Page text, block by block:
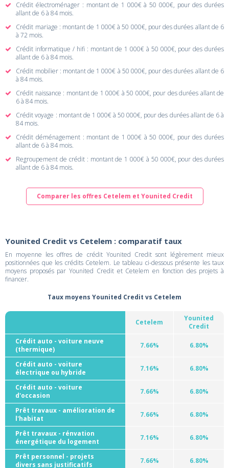
Crédit électroménager : montant de 1 000€ à 50 000€, pour des durées
allant de 6 à 84 mois.
Crédit mariage : montant de 1 000€ à 50 000€, pour des durées allant de 6
à 72 mois.
Crédit informatique / hifi : montant de 1 000€ à 50 000€, pour des durées
allant de 6 à 84 mois.
Crédit mobilier : montant de 1 000€ à 50 000€, pour des durées allant de 6
à 84 mois.
Crédit naissance : montant de 1 000€ à 50 000€, pour des durées allant de
6 à 84 mois.
Crédit voyage : montant de 1 000€ à 50 000€, pour des durées allant de 6 à
84 mois.
Crédit déménagement : montant de 1 000€ à 50 000€, pour des durées
allant de 6 à 84 mois.
Regroupement de crédit : montant de 1 000€ à 50 000€, pour des durées
allant de 6 à 84 mois.
Comparer les offres Cetelem et Younited Credit
Younited Credit vs Cetelem : comparatif taux
En moyenne les offres de crédit Younited Credit sont légèrement mieux
positionnées que les crédits Cetelem. Le tableau ci-dessous présente les taux
moyens proposés par Younited Credit et Cetelem en fonction des projets à
financer.
Taux moyens Younited Credit vs Cetelem
Cetelem
Younited
Credit
Crédit auto - voiture neuve
(thermique)
7.66% 6.80%
Crédit auto - voiture
électrique ou hybride
7.16% 6.80%
Crédit auto - voiture
d'occasion
7.66% 6.80%
Prêt travaux - amélioration de
l'habitat
7.66% 6.80%
Prêt travaux - rénvation
énergétique du logement
7.16% 6.80%
Prêt personnel - projets
divers sans justificatifs
7.66% 6.80%